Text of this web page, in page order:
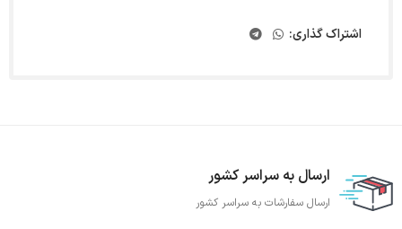
اشتراک گذاری:
ارسال به سراسر کشور
ارسال سفارشات به سراسر کشور